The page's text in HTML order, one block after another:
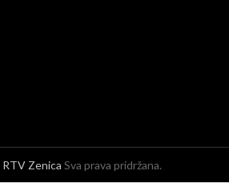
RTV Zenica Sva prava pridržana.